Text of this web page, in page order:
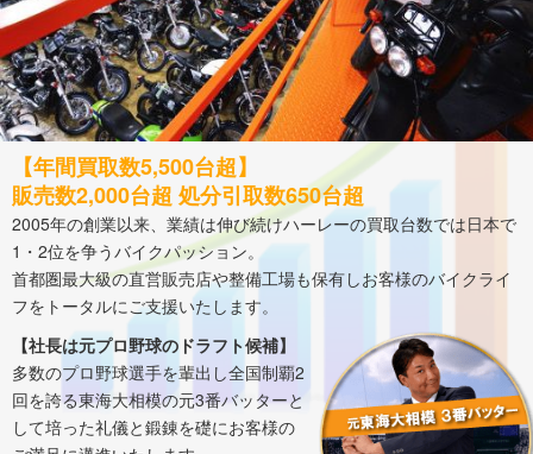
【年間買取数5,500台超】
販売数2,000台超 処分引取数650台超
2005年の創業以来、業績は伸び続けハーレーの買取台数では日本で
1・2位を争うバイクパッション。
首都圏最大級の直営販売店や整備工場も保有しお客様のバイクライ
フをトータルにご支援いたします。
【社長は元プロ野球のドラフト候補】
多数のプロ野球選手を輩出し全国制覇2
回を誇る東海大相模の元3番バッターと
して培った礼儀と鍛錬を礎にお客様の